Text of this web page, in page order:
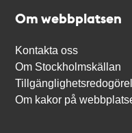
Om webbplatsen
Kontakta oss
Om Stockholmskällan
Om kakor på